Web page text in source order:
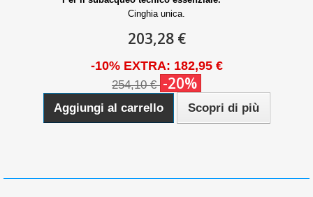
Cinghia unica.
203,28 €
-10% EXTRA: 182,95 €
254,10 € -20%
Aggiungi al carrello Scopri di più